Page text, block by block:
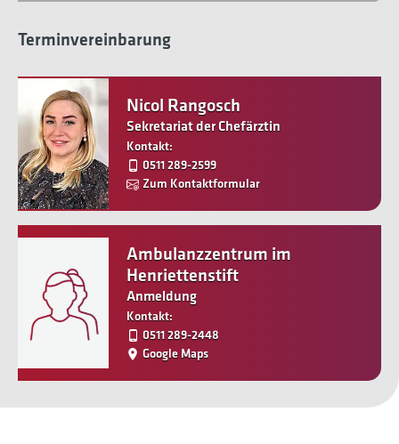
Terminvereinbarung
Nicol Rangosch
Sekretariat der Chefärztin
Kontakt:
0511 289-2599
Zum Kontaktformular
Ambulanzzentrum im
Henriettenstift
Anmeldung
Kontakt:
0511 289-2448
Google Maps